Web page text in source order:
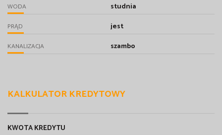
WODA studnia
PRĄD jest
KANALIZACJA szambo
KALKULATOR KREDYTOWY
KWOTA KREDYTU